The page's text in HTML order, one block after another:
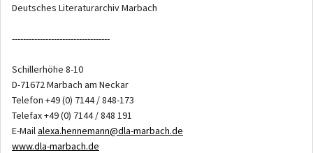
Deutsches Literaturarchiv Marbach
-----------------------------------
Schillerhöhe 8-10
D-71672 Marbach am Neckar
Telefon +49 (0) 7144 / 848-173
Telefax +49 (0) 7144 / 848 191
E-Mailalexa.hennemann@dla-marbach.de
www.dla-marbach.de